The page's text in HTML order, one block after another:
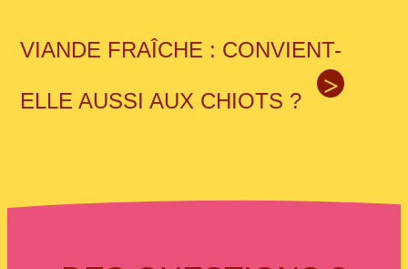
VIANDE FRAÎCHE : CONVIENT-
ELLE AUSSI AUX CHIOTS ?
>